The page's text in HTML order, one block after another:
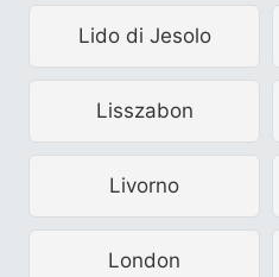
Lido di Jesolo
Lisszabon
Livorno
London